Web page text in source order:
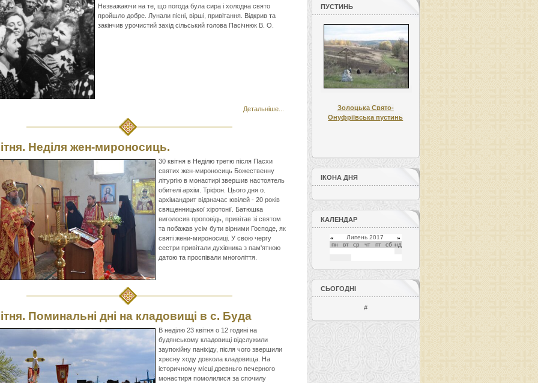
Незважаючи на те, що погода була сира і холодна свято
пройшло добре. Лунали пісні, вірші, привітання. Відкрив та
закінчив урочистий захід сільський голова Пасічнюк В. О.
Детальніше...
Неділя жен-мироносиць.
30 квітня в Неділю третю після Пасхи
святих жен-мироносиць Божественну
літургію в монастирі звершив настоятель
обителі архім. Тріфон. Цього дня о.
архімандрит відзначає ювілей - 20 років
священницької хіротонії. Батюшка
виголосив проповідь, привітав зі святом
та побажав усім бути вірними Господe, як
святі жени-мироносиці. У свою чергу
сестри привітали духівника з пам'ятною
датою та проспівали многоліття.
Поминальні дні на кладовищі в с. Буда
В неділю 23 квітня о 12 годині на
будянському кладовищі відслужили
заупокійну паніхіду, після чого звершили
хресну ходу довкола кладовища. На
історичному місці древньго печерного
монастиря помолилися за спочилу
ПУСТИНЬ
Золоцька Свято-
Онуфріївська пустинь
ІКОНА ДНЯ
КАЛЕНДАР
« Липень 2017
»
пн
вт ср чт пт сб нд
CЬОГОДНІ
#